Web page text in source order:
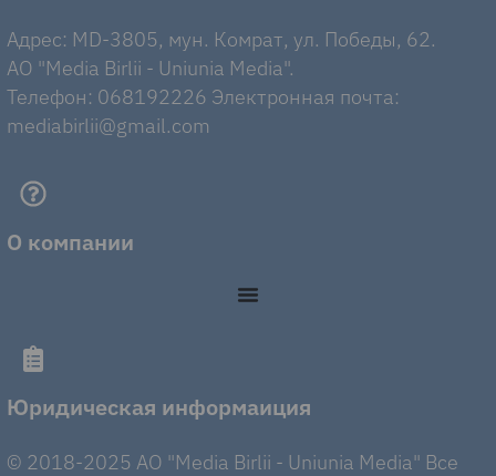
Адрес: MD-3805, мун. Комрат, ул. Победы, 62.
AO "Media Birlii - Uniunia Media".
Телефон: 068192226 Электронная почта:
mediabirlii@gmail.com
О компании
Юридическая информаиция
© 2018-2025 AO "Media Birlii - Uniunia Media" Все